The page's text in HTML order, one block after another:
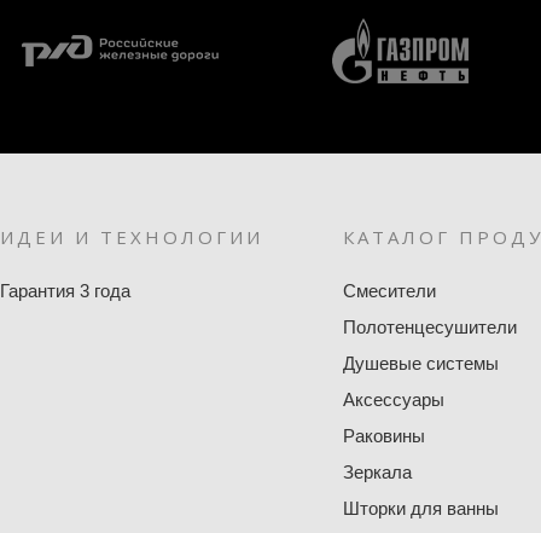
ИДЕИ И ТЕХНОЛОГИИ
Гарантия 3 года
КАТАЛОГ
Смесители
Полотенцесушители
Душевые системы
Аксессуары
Раковины
Зеркала
Шторки для ванны